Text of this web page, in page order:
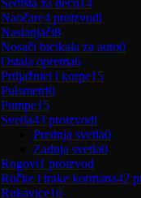
Naočare4 proizvodi
Naslanjači8
Nosači bicikala za auto0
Ostala oprema6
Prtljažnici i korpe15
Pulsmetri0
Pumpe15
Svetla43 proizvodi
Prednja svetla0
Zadnja svetla0
Rogovi1 proizvod
Ručke i trake kormana42
Rukavice16